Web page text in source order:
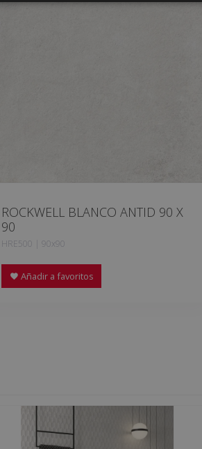
ROCKWELL BLANCO ANTID 90 X
90
HRE500 | 90x90
Añadir a favoritos